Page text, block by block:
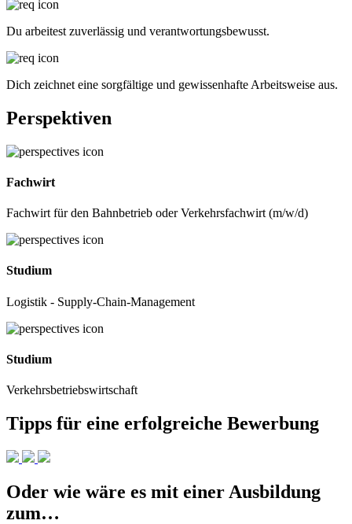
Du arbeitest zuverlässig und verantwortungsbewusst.
Dich zeichnet eine sorgfältige und gewissenhafte Arbeitsweise aus.
Perspektiven
Fachwirt
Fachwirt für den Bahnbetrieb oder Verkehrsfachwirt (m/w/d)
Studium
Logistik - Supply-Chain-Management
Studium
Verkehrsbetriebswirtschaft
Tipps für eine erfolgreiche Bewerbung
Oder wie wäre es mit einer Ausbildung
zum…